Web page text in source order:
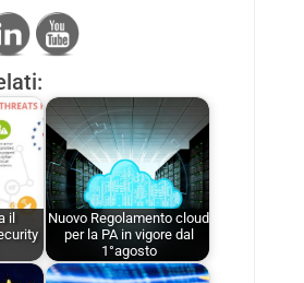
il
Nuovo Regolamento cloud
per la PA in vigore dal
1°agosto